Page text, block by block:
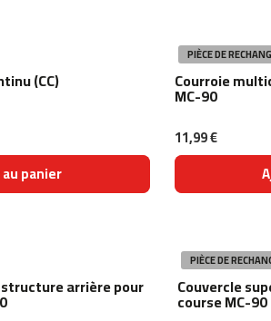
(CC)
panier
PIÈCE DE
Courroie
MC-90
11,99 €
arrière pour
PIÈCE DE
Couvercle
course MC-90